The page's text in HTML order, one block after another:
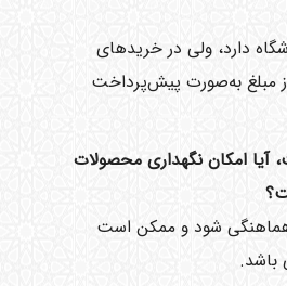
دارد، ولی در خریدهای
مبلغ به‌صورت پیش‌پرداخت
آیا امکان نگهداری محصولات
هماهنگی شود و ممکن است
باشد.